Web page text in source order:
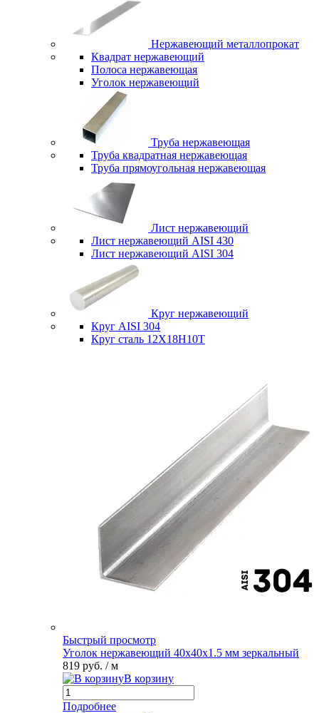
Нержавеющий металлопрокат
Квадрат нержавеющий
Полоса нержавеющая
Уголок нержавеющий
Труба нержавеющая
Труба квадратная нержавеющая
Труба прямоугольная нержавеющая
Лист нержавеющий
Лист нержавеющий AISI 430
Лист нержавеющий AISI 304
Круг нержавеющий
Круг AISI 304
Круг сталь 12Х18Н10Т
Быстрый просмотр
Уголок нержавеющий 40х40х1.5 мм зеркальный
819 руб. / м
В корзину
Подробнее